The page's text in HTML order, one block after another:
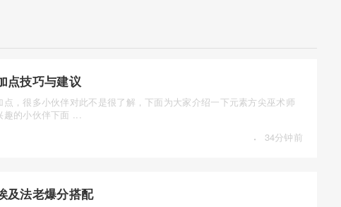
点技巧与建议
点，很多小伙伴对此不是很了解，下面为大家介绍一下元素方尖巫术师
趣的小伙伴下面 ...
· 34分钟前
及法老爆分搭配